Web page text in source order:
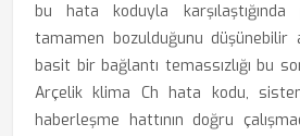
bu hata koduyla karşılaştığında
tamamen bozulduğunu düşünebilir
basit bir bağlantı temassızlığı bu
Arçelik klima Ch hata kodu,
haberleşme hattının doğru